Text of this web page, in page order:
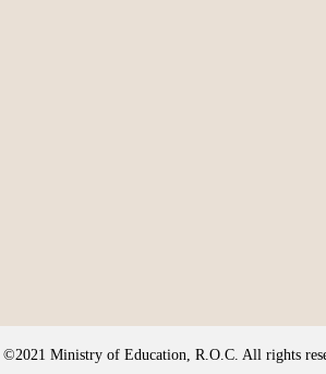
©2021 Ministry of Education, R.O.C. All rights